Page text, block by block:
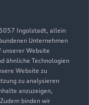
Ingolstadt, allein
Unternehmen
unserer Website
ähnliche Technologien
Website zu
zu analysieren
anzuzeigen,
binden wir
Reparaturen
Informieren Sie
oder